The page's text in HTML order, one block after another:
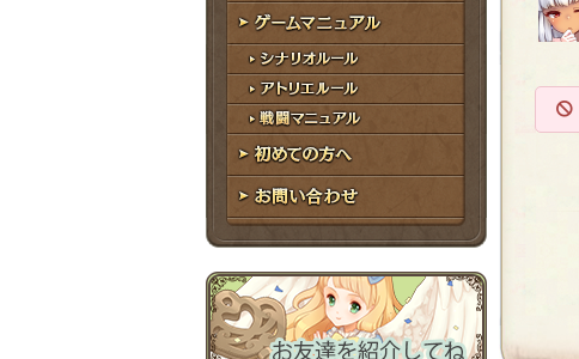
サイドストーリー
ゲームマニュアル
シナリオルール
アトリエルール
戦闘マニュアル
初めての方へ
お問い合わせ